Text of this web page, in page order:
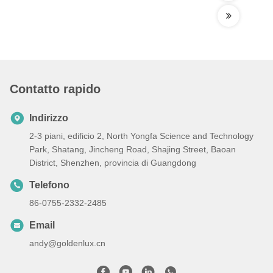
Contatto rapido
Indirizzo
2-3 piani, edificio 2, North Yongfa Science and Technology
Park, Shatang, Jincheng Road, Shajing Street, Baoan
District, Shenzhen, provincia di Guangdong
Telefono
86-0755-2332-2485
Email
andy@goldenlux.cn